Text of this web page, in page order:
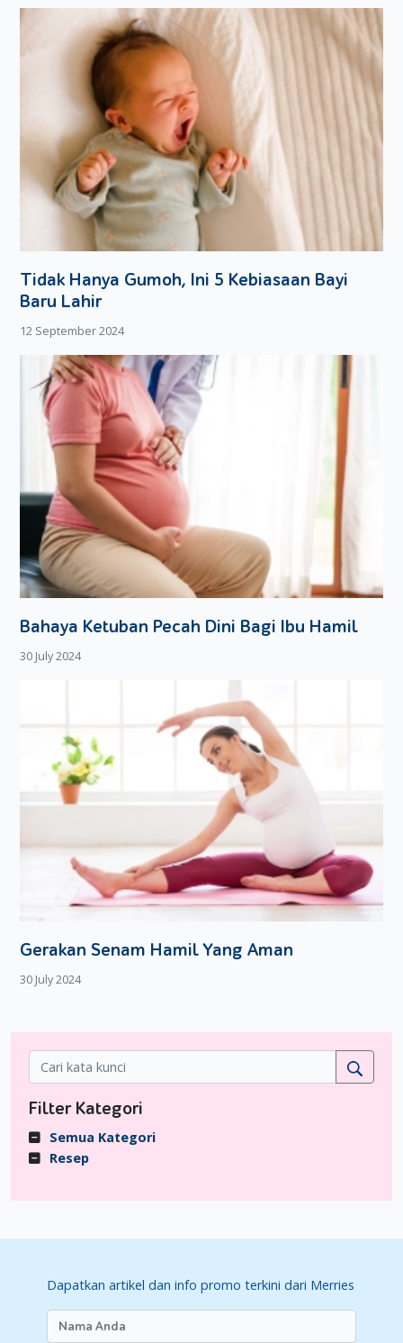
Tidak Hanya Gumoh, Ini 5 Kebiasaan Bayi
Baru Lahir
12 September 2024
Bahaya Ketuban Pecah Dini Bagi Ibu Hamil
30 July 2024
Gerakan Senam Hamil Yang Aman
30 July 2024
Filter Kategori
Semua Kategori
Resep
Dapatkan artikel dan info promo terkini dari Merries